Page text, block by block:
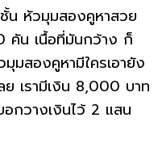
น หัวมุมสองคูหาสวย
คัน เนื้อที่มันกว้าง ก็
มสองคูหามีใครเอายัง
เรามีเงิน 8,000 บาท
กวางเงินไว้ 2 แสน